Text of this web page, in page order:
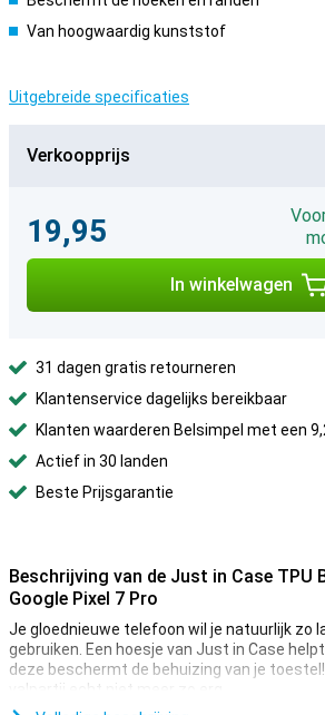
Van hoogwaardig kunststof
Uitgebreide specificaties
Verkoopprijs
19,95
In winkelwagen
31 dagen gratis retourneren
Klantenservice dagelijks bereikbaar
Klanten waarderen Belsimpel met een
Actief in 30 landen
Beste Prijsgarantie
Beschrijving van de Just in Case TPU
Google Pixel 7 Pro
Je gloednieuwe telefoon wil je natuurlijk zo
gebruiken. Een hoesje van Just in Case
deze beschermt de behuizing van je
valpartij echt niet meer zo erg.